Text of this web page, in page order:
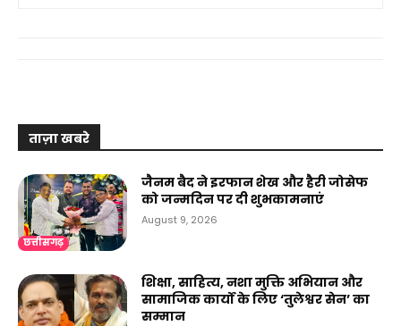
ताज़ा खबरे
छत्तीसगढ़
जैनम बैद ने इरफान शेख और हैरी जोसेफ
को जन्मदिन पर दी शुभकामनाएं
August 9, 2026
शिक्षा, साहित्य, नशा मुक्ति अभियान और
सामाजिक कार्यों के लिए ‘तुलेश्वर सेन’ का
सम्मान